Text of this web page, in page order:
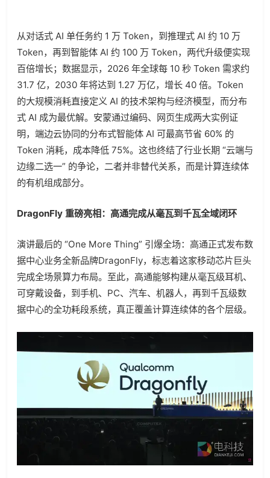
从对话式 AI 单任务约 1 万 Token，到推理式 AI 约 10 万
Token，再到智能体 AI 约 100 万 Token，两代升级便实现
百倍增长；数据显示，2026 年全球每 10 秒 Token 需求约
31.7 亿，2030 年将达到 1.27 万亿，增长 40 倍。Token
的大规模消耗直接定义 AI 的技术架构与经济模型，而分布
式 AI 成为最优解。安蒙通过编码、网页生成两大实例证
明，端边云协同的分布式智能体 AI 可最高节省 60% 的
Token 消耗，成本降低 75%。这也终结了行业长期 “云端与
边缘二选一” 的争论，二者并非替代关系，而是计算连续体
的有机组成部分。
DragonFly 重磅亮相：高通完成从毫瓦到千瓦全域闭环
演讲最后的 “One More Thing” 引爆全场：高通正式发布数
据中心业务全新品牌DragonFly，标志着这家移动芯片巨头
完成全场景算力布局。至此，高通能够构建从毫瓦级耳机、
可穿戴设备，到手机、PC、汽车、机器人，再到千瓦级数
据中心的全功耗段系统，真正覆盖计算连续体的各个层级。